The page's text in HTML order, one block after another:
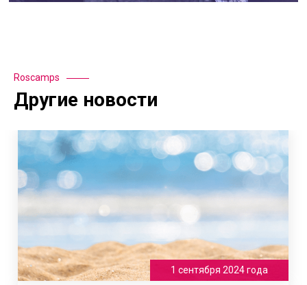
Roscamps
Другие новости
1 сентября 2024 года